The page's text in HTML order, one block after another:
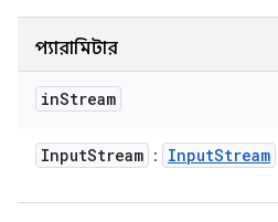
প্যারামিটার
inStream
InputStream : InputStream